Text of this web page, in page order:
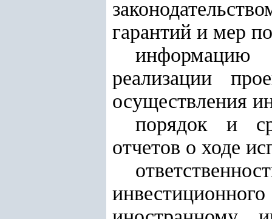
гарантий и мер
информацию
реализации
осуществления
порядок и
отчетов о ходе